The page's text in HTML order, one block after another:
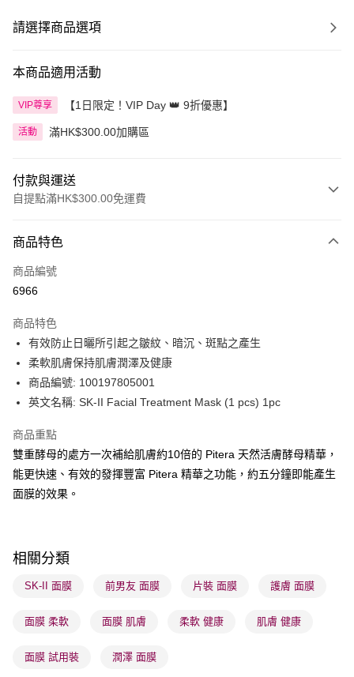
請選擇商品選項
本商品適用活動
VIP尊享 【1日限定！VIP Day 👑 9折優惠】
活動 滿HK$300.00加購區
付款與運送
自提點滿HK$300.00免運費
信用卡
Apple Pay
PayMe
WeChat Pay
BoC Pay
送貨方式
順豐自助櫃 - 確認發貨後1-3個工作天送達
每筆HK$65.00，滿HK$300.00或以上免運費
確認發貨後1-3 工作天送達，訂單將隨機分配至SF順豐速運或京東
物流公司進行物流配送
取。逾期會取消訂單，並不會安排重寄
商品特色
商品編號
6966
商品特色
有效防止日曬所引起之皺紋、暗沉、斑點之產生
柔軟肌膚保持肌膚潤澤及健康
商品編號: 100197805001
英文名稱: SK-II Facial Treatment Mask (1 pcs) 1pc
商品重點
雙重酵母的處方一次補給肌膚約10倍的 Pitera 天然活膚酵母精華，
能更快速、有效的發揮豐富 Pitera 精華之功能，約五分鐘即能產生
面膜的效果。
相關分類
SK-II 面膜 前男友 面膜 片裝 面膜 護膚 面膜
面膜 柔軟 面膜 肌膚 柔軟 健康 肌膚 健康
面膜 試用裝 潤澤 面膜